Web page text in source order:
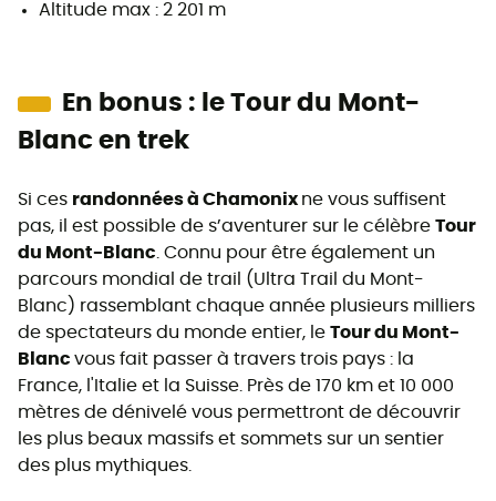
Altitude max : 2 201 m
En bonus : le Tour du Mont-
Blanc en trek
Si ces randonnées à Chamonix ne vous suffisent
pas, il est possible de s’aventurer sur le célèbre Tour
du Mont-Blanc. Connu pour être également un
parcours mondial de trail (Ultra Trail du Mont-
Blanc) rassemblant chaque année plusieurs milliers
de spectateurs du monde entier, le Tour du Mont-
Blanc vous fait passer à travers trois pays : la
France, l'Italie et la Suisse. Près de 170 km et 10 000
mètres de dénivelé vous permettront de découvrir
les plus beaux massifs et sommets sur un sentier
des plus mythiques.